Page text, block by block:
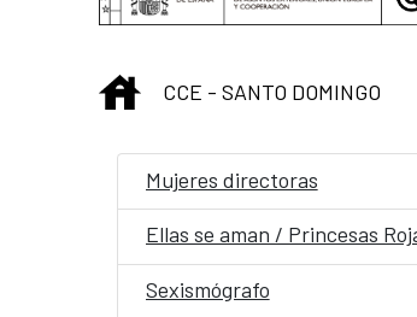
INICIO
CCE - SANTO DOMINGO
Mujeres directoras
Ellas se aman / Princesas
Sexismógrafo